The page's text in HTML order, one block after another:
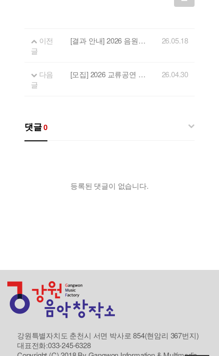
이전
글
[결과 안내] 2026 음원제작지원사업 선정 결과 안내 26.05.18
다음
글
[모집] 2026 교류공연 및 연계공연 참가 뮤지션 모집 26.04.30
댓글0
등록된 댓글이 없습니다.
강원특별자치도 춘천시 서면 박사로 854(현암리 367번지)
대표전화:033-245-6328